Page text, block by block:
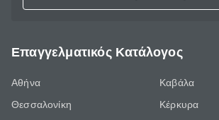
Επαγγελματικός Κατάλογος
Αθήνα
Θεσσαλονίκη
Καβάλα
Κέρκυρα